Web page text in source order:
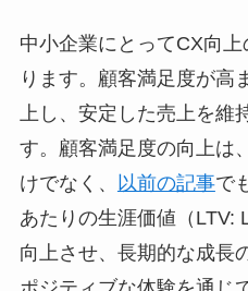
中小企業にとってCX向
ります。顧客満足度が高
上し、安定した売上を維
す。顧客満足度の向上は
けでなく、
以前の記事で
あたりの生涯価値（LTV:
向上させ、長期的な成長